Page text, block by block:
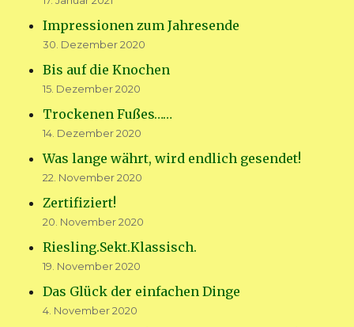
Impressionen zum Jahresende
30. Dezember 2020
Bis auf die Knochen
15. Dezember 2020
Trockenen Fußes……
14. Dezember 2020
Was lange währt, wird endlich gesendet!
22. November 2020
Zertifiziert!
20. November 2020
Riesling.Sekt.Klassisch.
19. November 2020
Das Glück der einfachen Dinge
4. November 2020